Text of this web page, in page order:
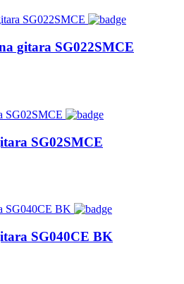
gitara SG022SMCE
SG02SMCE
SG040CE BK